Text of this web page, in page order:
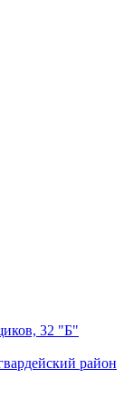
32 "Б"
район